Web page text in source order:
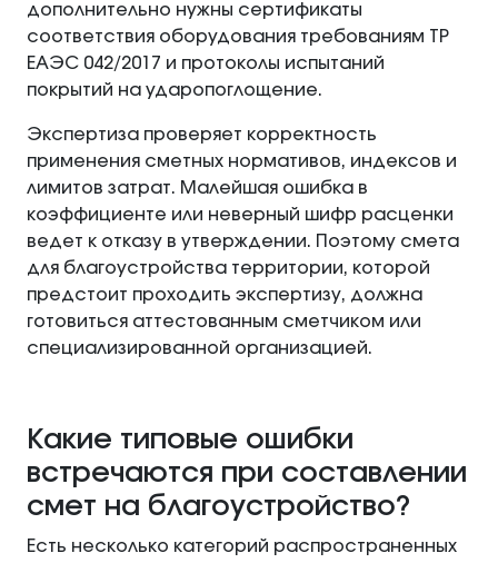
дополнительно нужны сертификаты
соответствия оборудования требованиям ТР
ЕАЭС 042/2017 и протоколы испытаний
покрытий на ударопоглощение.
Экспертиза проверяет корректность
применения сметных нормативов, индексов и
лимитов затрат. Малейшая ошибка в
коэффициенте или неверный шифр расценки
ведет к отказу в утверждении. Поэтому смета
для благоустройства территории, которой
предстоит проходить экспертизу, должна
готовиться аттестованным сметчиком или
специализированной организацией.
Какие типовые ошибки
встречаются при составлении
смет на благоустройство?
Есть несколько категорий распространенных